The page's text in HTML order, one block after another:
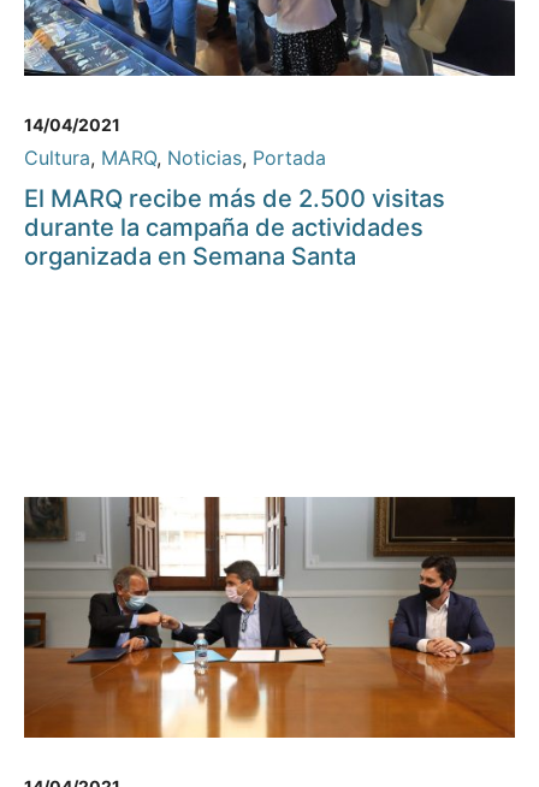
14/04/2021
Cultura, MARQ, Noticias, Portada
El MARQ recibe más de 2.500 visitas
durante la campaña de actividades
organizada en Semana Santa